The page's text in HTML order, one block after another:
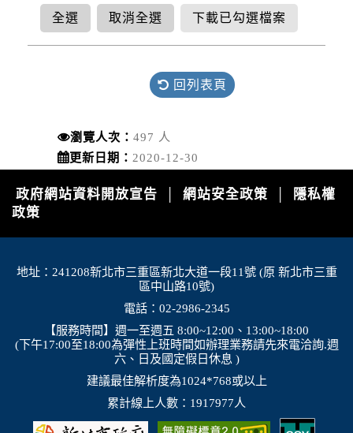
全選 取消全選 下載已勾選檔案
回列表頁
瀏覽人次： 497 人
更新日期： 2020-12-30
政府網站資料開放宣告 網站安全政策
隱私權
政策
地址：241208新北市三重區新北大道一段11號 (原 新北市三重
區中山路10號)
電話：02-2986-2345
【服務時間】週一至週五 8:00~12:00、13:00~18:00
(下午17:00至18:00為彈性上班時間如辦理業務請先來電洽詢.週
六、日及國定假日休息 )
建議最佳解析度為1024*768或以上
累計線上人數：1917977人